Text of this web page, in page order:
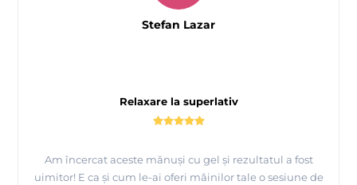
Relaxare la superlativ
Am încercat aceste mănuși cu gel și rezultatul a fost
uimitor! E ca și cum le-ai oferi mâinilor tale o sesiune de
Stefan Lazar